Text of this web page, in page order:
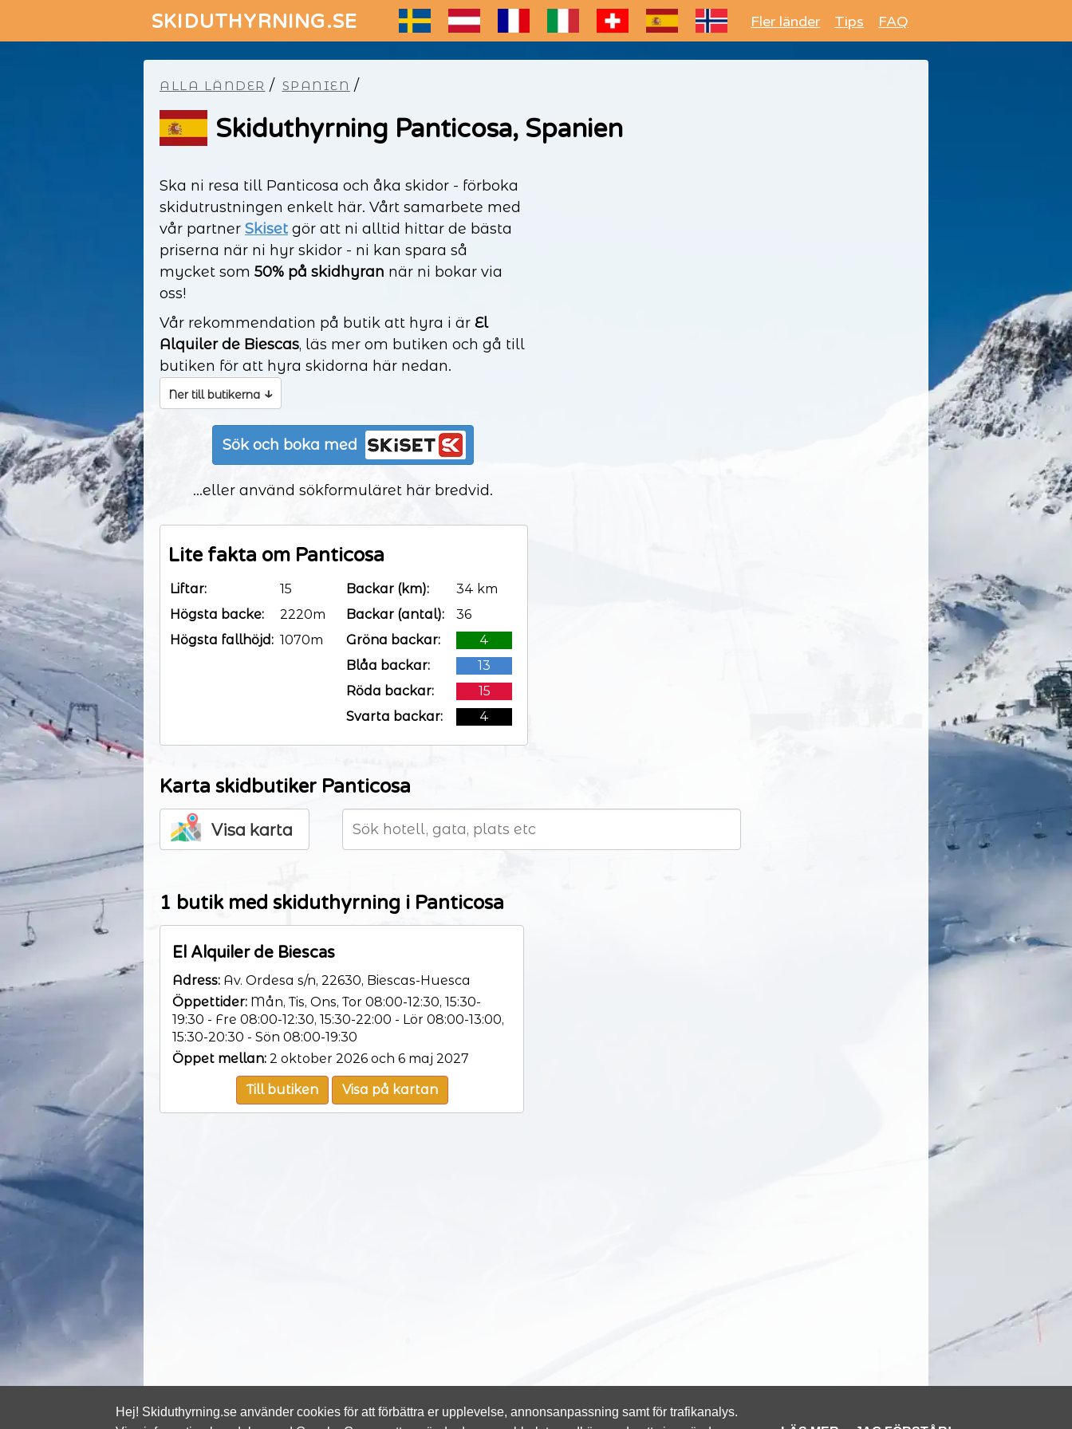
SKIDUTHYRNING.SE Fler länder Tips FAQ
ALLA LÄNDER / SPANIEN /
Skiduthyrning Panticosa, Spanien
Ska ni resa till Panticosa och åka skidor - förboka
skidutrustningen enkelt här. Vårt samarbete med
vår partner Skisetgör att ni alltid hittar de bästa
priserna när ni hyr skidor - ni kan spara så
mycket som 50% på skidhyran när ni bokar via
oss!
Vår rekommendation på butik att hyra i är El
Alquiler de Biescas, läs mer om butiken och gå till
butiken för att hyra skidorna här nedan.
Ner till butikerna ↓
Sök och boka med
...eller använd sökformuläret här bredvid.
Lite fakta om Panticosa
Liftar:
15
Högsta backe:
2220m
Högsta fallhöjd: 1070m
Backar (km):
34 km
Backar (antal):
36
Gröna backar:
4
Blåa backar:
13
Röda backar:
15
Svarta backar:
4
Karta skidbutiker Panticosa
Visa karta
1 butik med skiduthyrning i Panticosa
El Alquiler de Biescas
Adress: Av. Ordesa s/n, 22630, Biescas-Huesca
Öppettider: Mån, Tis, Ons, Tor 08:00-12:30, 15:30-
19:30 - Fre 08:00-12:30, 15:30-22:00 - Lör 08:00-13:00,
15:30-20:30 - Sön 08:00-19:30
Öppet mellan: 2 oktober 2026 och 6 maj 2027
Till butiken Visa på kartan
Hej! Skiduthyrning.se använder cookies för att förbättra er upplevelse, annonsanpassning samt för trafikanalys.